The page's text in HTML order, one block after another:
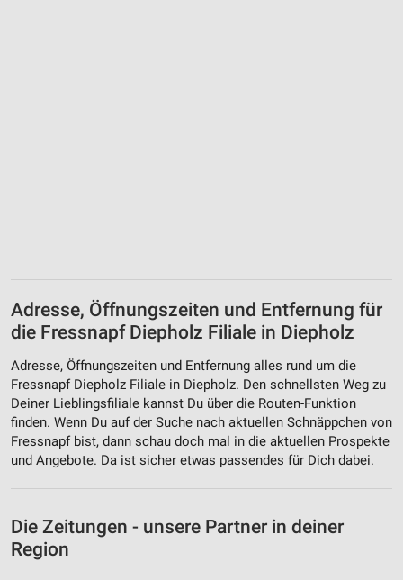
Adresse, Öffnungszeiten und Entfernung für
die Fressnapf Diepholz Filiale in Diepholz
Adresse, Öffnungszeiten und Entfernung alles rund um die
Fressnapf Diepholz Filiale in Diepholz. Den schnellsten Weg zu
Deiner Lieblingsfiliale kannst Du über die Routen-Funktion
finden. Wenn Du auf der Suche nach aktuellen Schnäppchen von
Fressnapf bist, dann schau doch mal in die aktuellen Prospekte
und Angebote. Da ist sicher etwas passendes für Dich dabei.
Die Zeitungen - unsere Partner in deiner
Region